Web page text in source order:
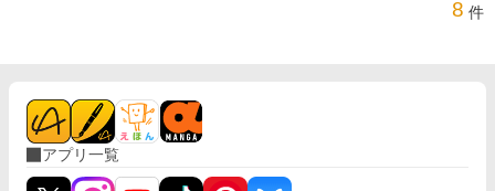
8 件
アプリ一覧